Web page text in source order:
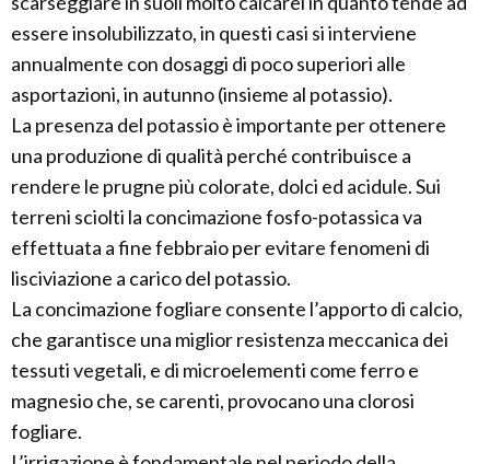
essere insolubilizzato, in questi casi si interviene
annualmente con dosaggi di poco superiori alle
asportazioni, in autunno (insieme al potassio).
La presenza del potassio è importante per ottenere
una produzione di qualità perché contribuisce a
rendere le prugne più colorate, dolci ed acidule. Sui
terreni sciolti la concimazione fosfo-potassica va
effettuata a fine febbraio per evitare fenomeni di
lisciviazione a carico del potassio.
La concimazione fogliare consente l’apporto di calcio,
che garantisce una miglior resistenza meccanica dei
tessuti vegetali, e di microelementi come ferro e
magnesio che, se carenti, provocano una clorosi
fogliare.